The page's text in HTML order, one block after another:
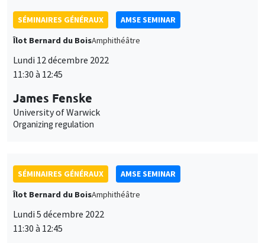
SÉMINAIRES GÉNÉRAUX
AMSE SEMINAR
Îlot Bernard du BoisAmphithéâtre
Lundi 12 décembre 2022
11:30 à 12:45
James Fenske
University of Warwick
Organizing regulation
SÉMINAIRES GÉNÉRAUX
AMSE SEMINAR
Îlot Bernard du BoisAmphithéâtre
Lundi 5 décembre 2022
11:30 à 12:45